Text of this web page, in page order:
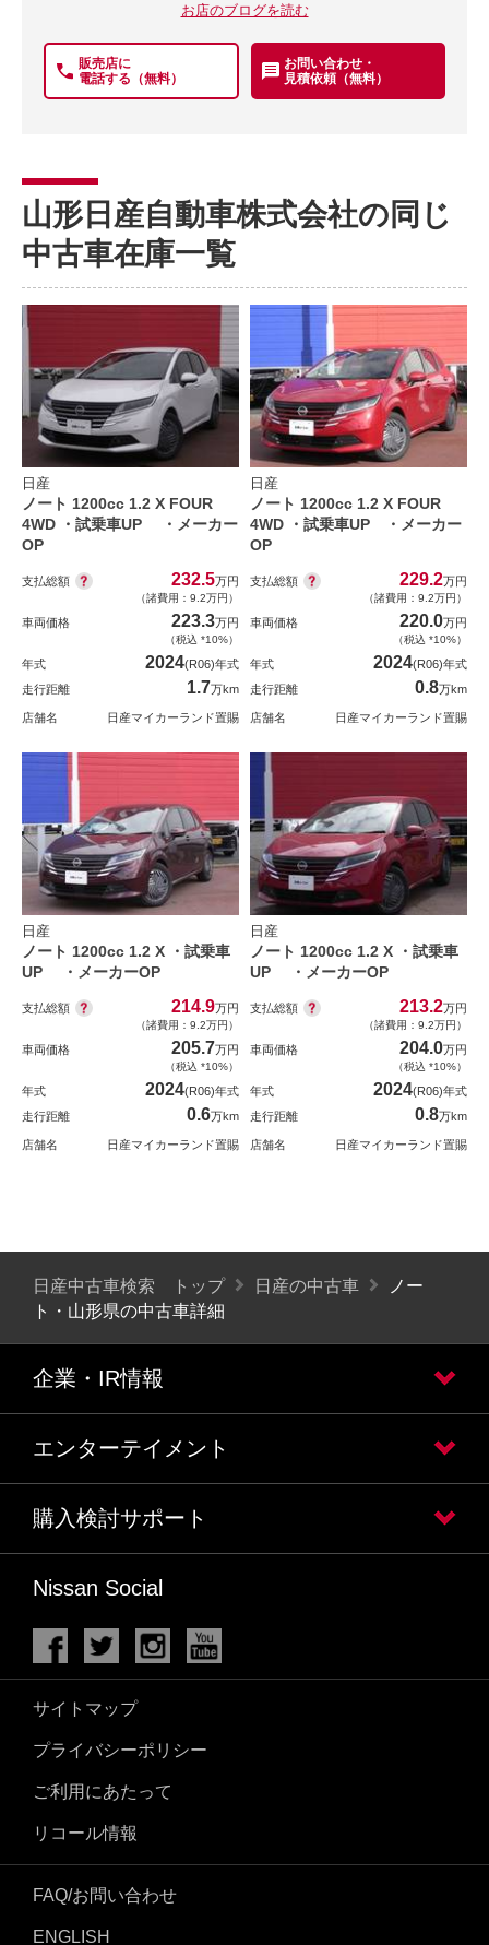
お店のブログを読む
販売店に
電話する（無料）
お問い合わせ・
見積依頼（無料）
山形日産自動車株式会社の同じ
中古車在庫一覧
日産
ノート 1200cc 1.2 X FOUR
4WD ・試乗車UP ・メーカー
OP
支払総額 232.5万円
（諸費用：9.2万円）
車両価格 223.3万円
（税込 *10%）
年式 2024(R06)年式
走行距離
1.7万km
店舗名 日産マイカーランド置賜
日産
ノート 1200cc 1.2 X FOUR
4WD ・試乗車UP ・メーカー
OP
支払総額 229.2万円
（諸費用：9.2万円）
車両価格 220.0万円
（税込 *10%）
年式 2024(R06)年式
走行距離
0.8万km
店舗名 日産マイカーランド置賜
日産
ノート 1200cc 1.2 X ・試乗車
UP ・メーカーOP
支払総額 214.9万円
（諸費用：9.2万円）
車両価格 205.7万円
（税込 *10%）
年式 2024(R06)年式
走行距離
0.6万km
店舗名 日産マイカーランド置賜
日産
ノート 1200cc 1.2 X ・試乗車
UP ・メーカーOP
支払総額 213.2万円
（諸費用：9.2万円）
車両価格 204.0万円
（税込 *10%）
年式 2024(R06)年式
走行距離
0.8万km
店舗名 日産マイカーランド置賜
日産中古車検索 トップ 日産の中古車
ノー
ト・山形県の中古車詳細
企業・IR情報
エンターテイメント
購入検討サポート
Nissan Social
サイトマップ
プライバシーポリシー
ご利用にあたって
リコール情報
FAQ/お問い合わせ
ENGLISH